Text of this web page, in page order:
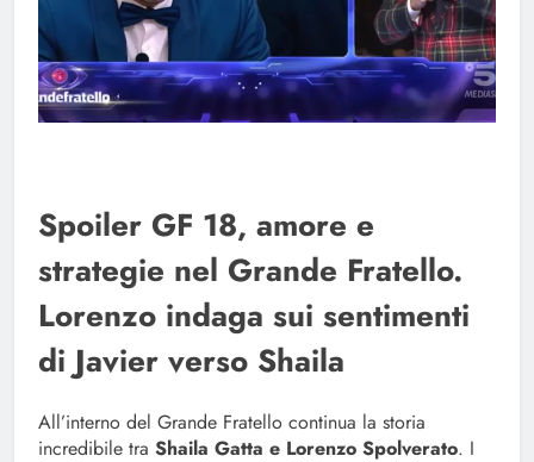
Spoiler GF 18, amore e
strategie nel Grande Fratello.
Lorenzo indaga sui sentimenti
di Javier verso Shaila
All’interno del Grande Fratello continua la storia
incredibile tra Shaila Gatta e Lorenzo Spolverato. I